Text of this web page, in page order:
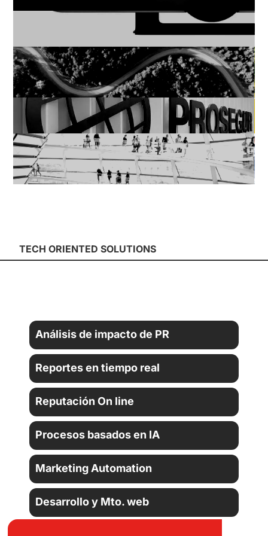
Logitech | Desarrollo de la
comunicación 360º
Smurfit Kappa | Una
estrategia de Comunicación
centrada en la sostenibilidad
Prosegur Cash | Estrategia
Digital 360º
Philip Morris International |
Comunicación interna en
entornos altamente regulados
TECH ORIENTED SOLUTIONS
Análisis de impacto de PR
Reportes en tiempo real
Reputación On line
Procesos basados en IA
Marketing Automation
Desarrollo y Mto. web